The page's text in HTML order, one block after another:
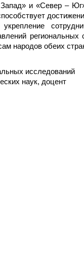
и «Север –
региональных
народов обеих
исследований
наук, доцент